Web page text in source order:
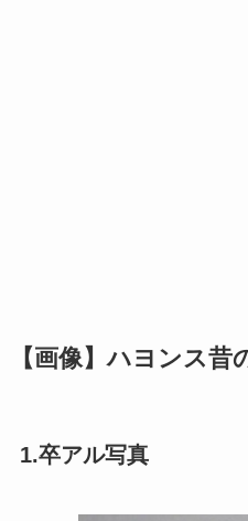
【画像】ハヨンス昔
1.卒アル写真